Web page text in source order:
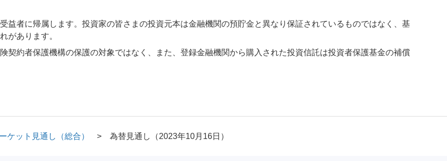
益者に帰属します。投資家の皆さまの投資元本は金融機関の預貯金と異なり保証されているものではなく、基
があります。
契約者保護機構の保護の対象ではなく、また、登録金融機関から購入された投資信託は投資者保護基金の補償
ケット見通し（総合） 為替見通し（2023年10月16日）